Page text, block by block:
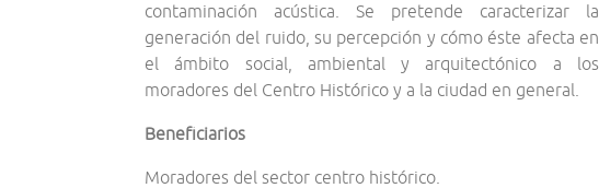
contaminación acústica. Se pretende caracterizar la
generación del ruido, su percepción y cómo éste afecta en
el ámbito social, ambiental y arquitectónico a los
moradores del Centro Histórico y a la ciudad en general.
Beneficiarios
Moradores del sector centro histórico.